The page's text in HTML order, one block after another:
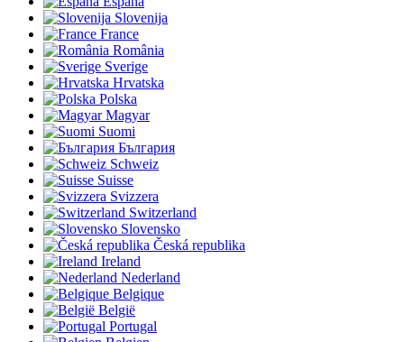
Slovenija
France
România
Sverige
Hrvatska
Polska
Magyar
Suomi
България
Schweiz
Suisse
Svizzera
Switzerland
Slovensko
Česká republika
Ireland
Nederland
Belgique
België
Portugal